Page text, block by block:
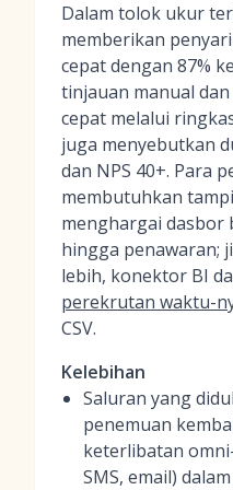
Dalam tolok ukur
memberikan
cepat dengan 87%
tinjauan manual
cepat melalui
juga menyebutkan
dan NPS 40+. Para
membutuhkan
menghargai dasbor
hingga penawaran;
lebih, konektor BI
perekrutan waktu-
CSV.
Kelebihan
Saluran yang
penemuan
keterlibatan
SMS, email)